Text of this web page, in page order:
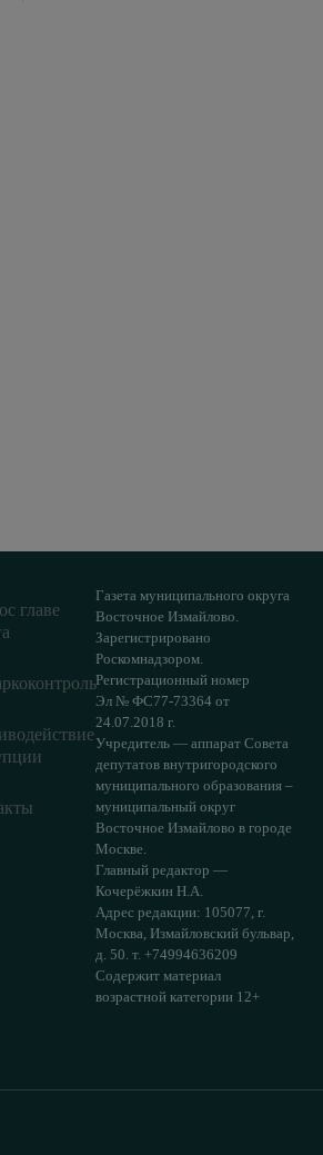
главе
Газета муниципального округа
Восточное Измайлово.
Зарегистрировано
Роскомнадзором.
Регистрационный номер
Эл № ФС77-73364 от
24.07.2018 г.
Учредитель — аппарат Совета
депутатов внутригородского
муниципального образования –
муниципальный округ
Восточное Измайлово в городе
Москве.
Главный редактор —
Кочерёжкин Н.А.
Адрес редакции: 105077, г.
Москва, Измайловский бульвар,
д. 50. т. +74994636209
Содержит материал
возрастной категории 12+